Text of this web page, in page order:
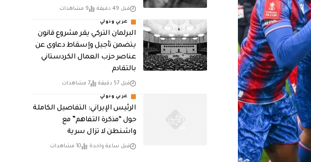
قبل 49 دقيقة 9 مشاهدات
عربي ودولي
البرلمان التركي يقر مشروع قانون
يتضمن تأجيل وإسقاط دعاوى عن
عناصر حزب العمال الكردستاني
بالتقادم
قبل 57 دقيقة 7 مشاهدات
عربي ودولي
الرئيس الإيراني: التفاصيل الكاملة
حول “مذكرة التفاهم” مع
واشنطن لا تزال سرية
قبل ساعة واحدة 10 مشاهدات